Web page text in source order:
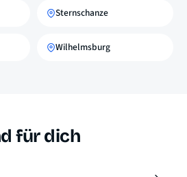
Sternschanze
Wilhelmsburg
für dich